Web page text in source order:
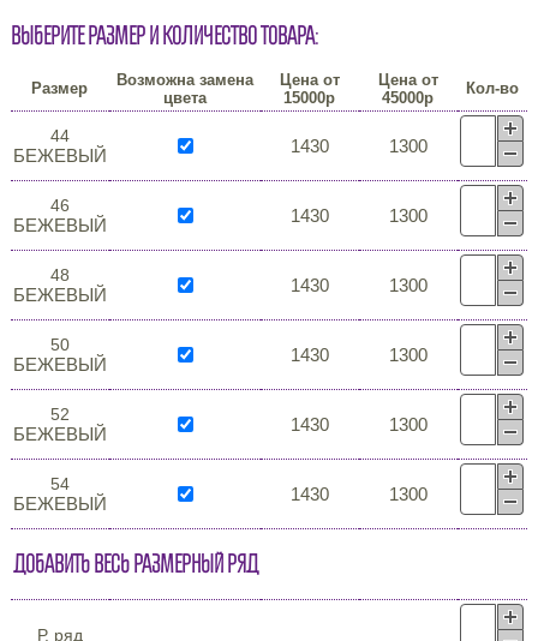
Выберите размер и количество товара:
Размер
Возможна замена
цвета
Цена от
15000р
Цена от
45000р
Кол-во
44
БЕЖЕВЫЙ 1430 1300
46
БЕЖЕВЫЙ 1430 1300
48
БЕЖЕВЫЙ 1430 1300
50
БЕЖЕВЫЙ 1430 1300
52
БЕЖЕВЫЙ 1430 1300
54
БЕЖЕВЫЙ 1430 1300
Добавить весь размерный ряд
Р. ряд